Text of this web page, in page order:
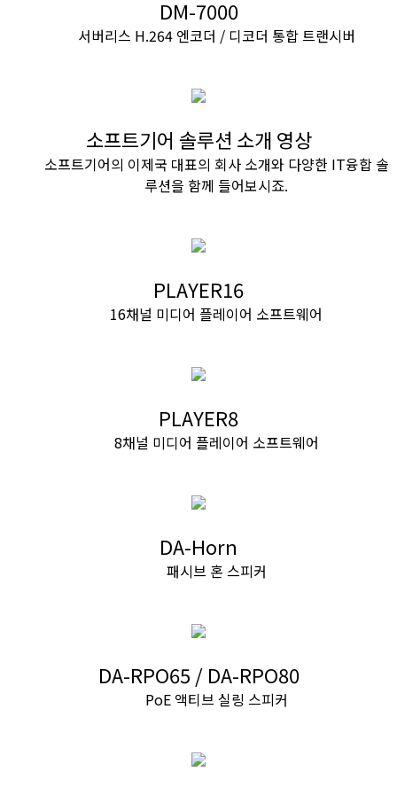
DM-7000
서버리스 H.264 엔코더 / 디코더 통합 트랜시버
소프트기어 솔루션 소개 영상
소프트기어의 이제국 대표의 회사 소개와 다양한 IT융합 솔
루션을 함께 들어보시죠.
PLAYER16
16채널 미디어 플레이어 소프트웨어
PLAYER8
8채널 미디어 플레이어 소프트웨어
DA-Horn
패시브 혼 스피커
DA-RPO65 / DA-RPO80
PoE 액티브 실링 스피커